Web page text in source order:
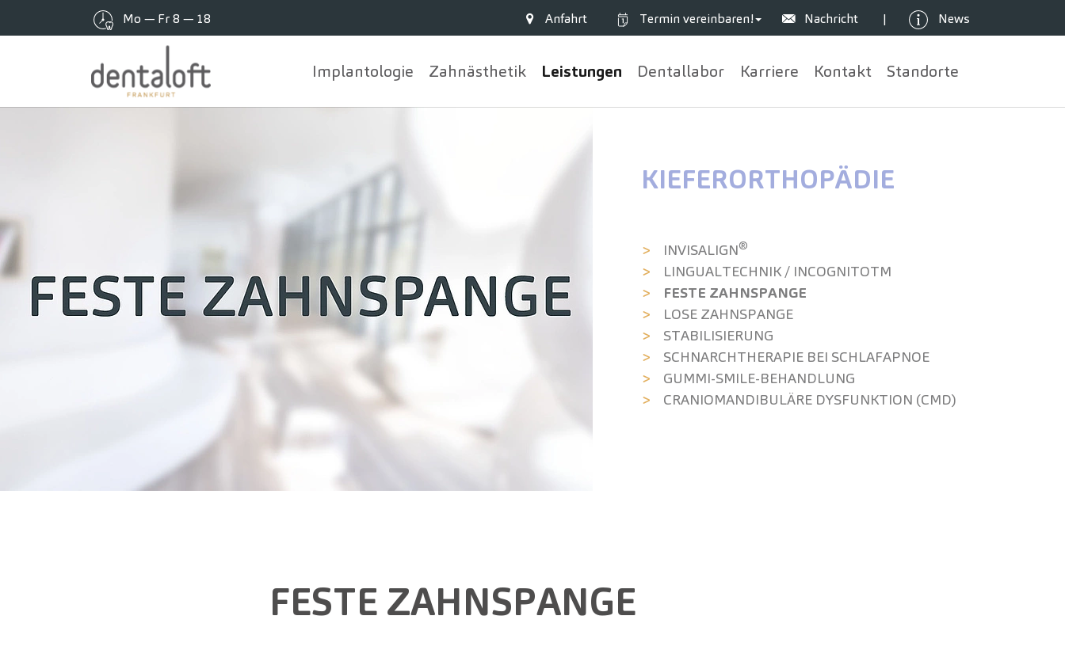
Zum Hauptinhalt springen
Mo — Fr 8 — 18 Anfahrt Termin vereinbaren! Nachricht | News
Implantologie Zahn­ästhetik Leistungen Dentallabor Karriere Kontakt Standorte
KIEFER­ORTHOPÄDIE
INVISALIGN®
LINGUAL­TECHNIK / INCOGNITOTM
FESTE ZAHNSPANGE
LOSE ZAHNSPANGE
STABILISIERUNG
SCHNARCH­THERAPIE BEI SCHLAFAPNOE
GUMMI-SMILE-BEHANDLUNG
CRANIO­MANDIBULÄRE DYSFUNKTION (CMD)
FESTE ZAHNSPANGE